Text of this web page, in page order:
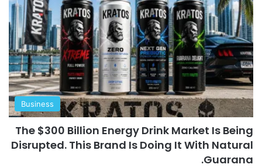
Business
The $300 Billion Energy Drink Market Is Being
Disrupted. This Brand Is Doing It With Natural
Guarana.